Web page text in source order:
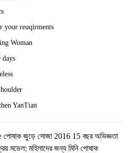
your reuqirments
Woman
days
YanTian
পোষাক জুড়ে সোজা 2016 15 বছর অভিজ্ঞতা
মডেল: মহিলাদের জন্য মিনি পোষাক